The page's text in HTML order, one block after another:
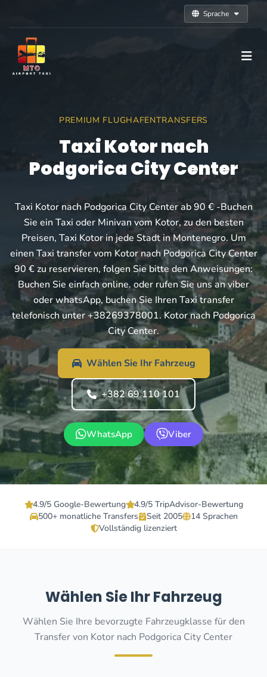
Sprache
PREMIUM FLUGHAFENTRANSFERS
Taxi Kotor nach
Podgorica City Center
Taxi Kotor nach Podgorica City Center ab 90 € -Buchen
Sie ein Taxi oder Minivan vom Kotor, zu den besten
Preisen, Taxi Kotor in jede Stadt in Montenegro. Um
einen Taxi transfer vom Kotor nach Podgorica City Center
90 € zu reservieren, folgen Sie bitte den Anweisungen:
Buchen Sie einfach online. oder rufen Sie uns an viber
oder whatsApp, buchen Sie Ihren Taxi transfer
telefonisch unter +38269378001. Kotor nach Podgorica
City Center.
Wählen Sie Ihr Fahrzeug
+382 69 110 101
WhatsApp Viber
4.9/5 Google-Bewertung
4.9/5 TripAdvisor-Bewertung
500+ monatliche Transfers
Seit 2005
14 Sprachen
Vollständig lizenziert
Wählen Sie Ihr Fahrzeug
Wählen Sie Ihre bevorzugte Fahrzeugklasse für den
Transfer von Kotor nach Podgorica City Center